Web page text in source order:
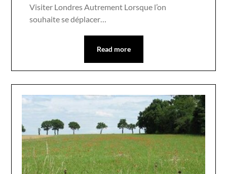
Visiter Londres Autrement Lorsque l’on
souhaite se déplacer…
Read more